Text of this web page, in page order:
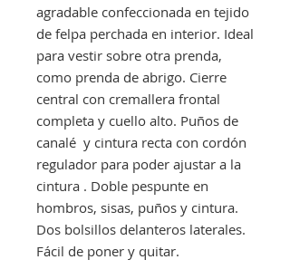
agradable confeccionada en tejido
de felpa perchada en interior. Ideal
para vestir sobre otra prenda,
como prenda de abrigo. Cierre
central con cremallera frontal
completa y cuello alto. Puños de
canalé y cintura recta con cordón
regulador para poder ajustar a la
cintura . Doble pespunte en
hombros, sisas, puños y cintura.
Dos bolsillos delanteros laterales.
Fácil de poner y quitar.